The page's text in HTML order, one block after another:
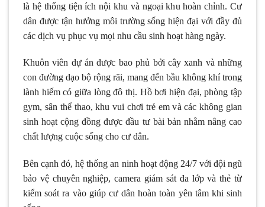
là hệ thống tiện ích nội khu và ngoại khu hoàn chỉnh. Cư
dân được tận hưởng môi trường sống hiện đại với đầy đủ
các dịch vụ phục vụ mọi nhu cầu sinh hoạt hàng ngày.
Khuôn viên dự án được bao phủ bởi cây xanh và những
con đường dạo bộ rộng rãi, mang đến bầu không khí trong
lành hiếm có giữa lòng đô thị. Hồ bơi hiện đại, phòng tập
gym, sân thể thao, khu vui chơi trẻ em và các không gian
sinh hoạt cộng đồng được đầu tư bài bản nhằm nâng cao
chất lượng cuộc sống cho cư dân.
Bên cạnh đó, hệ thống an ninh hoạt động 24/7 với đội ngũ
bảo vệ chuyên nghiệp, camera giám sát đa lớp và thẻ từ
kiểm soát ra vào giúp cư dân hoàn toàn yên tâm khi sinh